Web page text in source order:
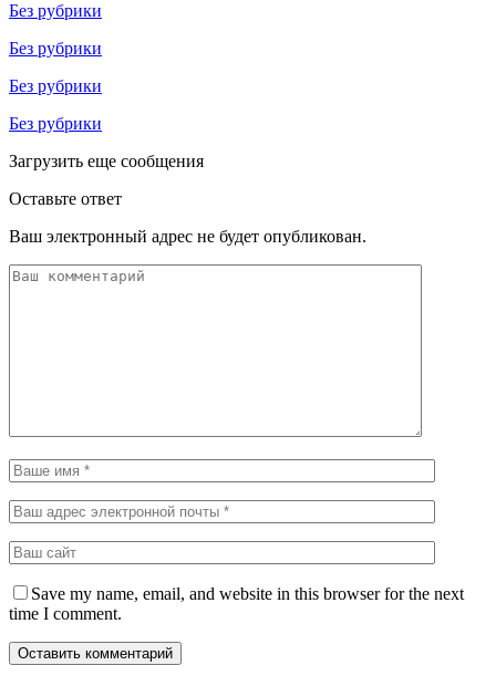
Без рубрики
Без рубрики
Без рубрики
Без рубрики
Загрузить еще сообщения
Оставьте ответ
Ваш электронный адрес не будет опубликован.
Save my name, email, and website in this browser for the next
time I comment.